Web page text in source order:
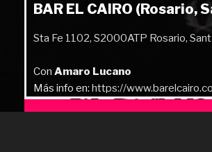
BAR EL CAIRO (Rosario,
Sta Fe 1102, S2000ATP Rosario,
Con Amaro Lucano
Más info en: https://